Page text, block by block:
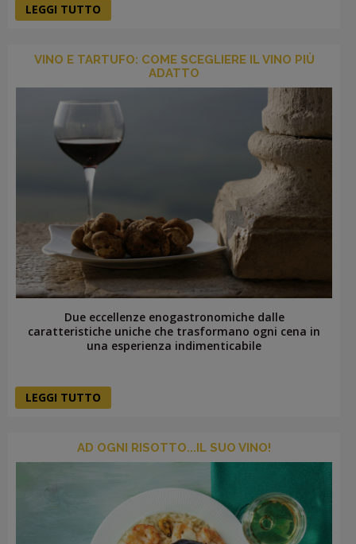
LEGGI TUTTO
VINO E TARTUFO: COME SCEGLIERE IL VINO PIÙ
ADATTO
Due eccellenze enogastronomiche dalle
caratteristiche uniche che trasformano ogni cena in
una esperienza indimenticabile
LEGGI TUTTO
AD OGNI RISOTTO...IL SUO VINO!